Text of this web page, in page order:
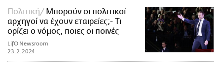
Πολιτική
Μπορούν οι πολιτικοί
αρχηγοί να έχουν εταιρείες;- Τι
ορίζει ο νόμος, ποιες οι ποινές
LifO Newsroom
23.2.2024